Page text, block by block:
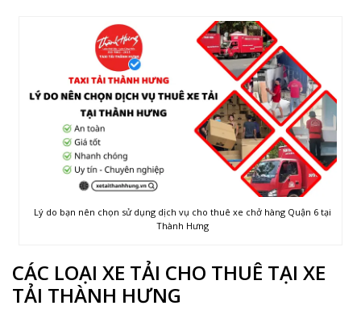
Lý do bạn nên chọn sử dụng dịch vụ cho thuê xe chở hàng Quận 6 tại
Thành Hưng
CÁC LOẠI XE TẢI CHO THUÊ TẠI XE
TẢI THÀNH HƯNG